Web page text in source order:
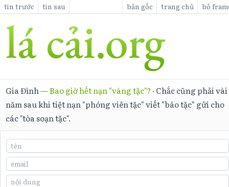
tin trước tin sau bản gốc trang chủ bỏ
Gia Đình—Bao giờ hết nạn "vàng tặc"? · Chắc cũng phải vài
năm sau khi tiệt nạn "phóng viên tặc" viết "báo tặc" gửi cho
các "tòa soạn tặc".